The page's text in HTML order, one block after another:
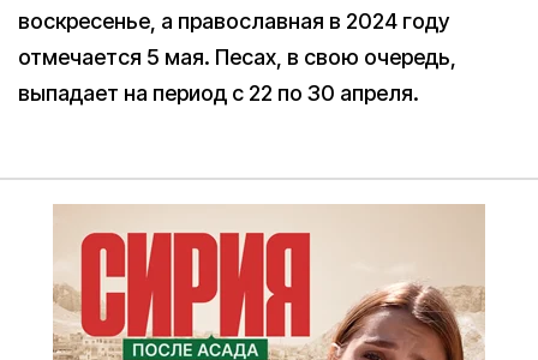
воскресенье, а православная в 2024 году
отмечается 5 мая. Песах, в свою очередь,
выпадает на период с 22 по 30 апреля.